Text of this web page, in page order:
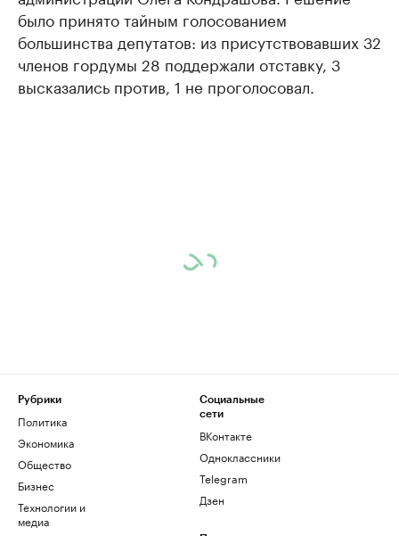
было принято тайным голосованием
большинства депутатов: из присутствовавших 32
членов гордумы 28 поддержали отставку, 3
высказались против, 1 не проголосовал.
Рубрики
Политика
Экономика
Общество
Бизнес
Технологии и
медиа
Социальные
сети
ВКонтакте
Одноклассники
Telegram
Дзен